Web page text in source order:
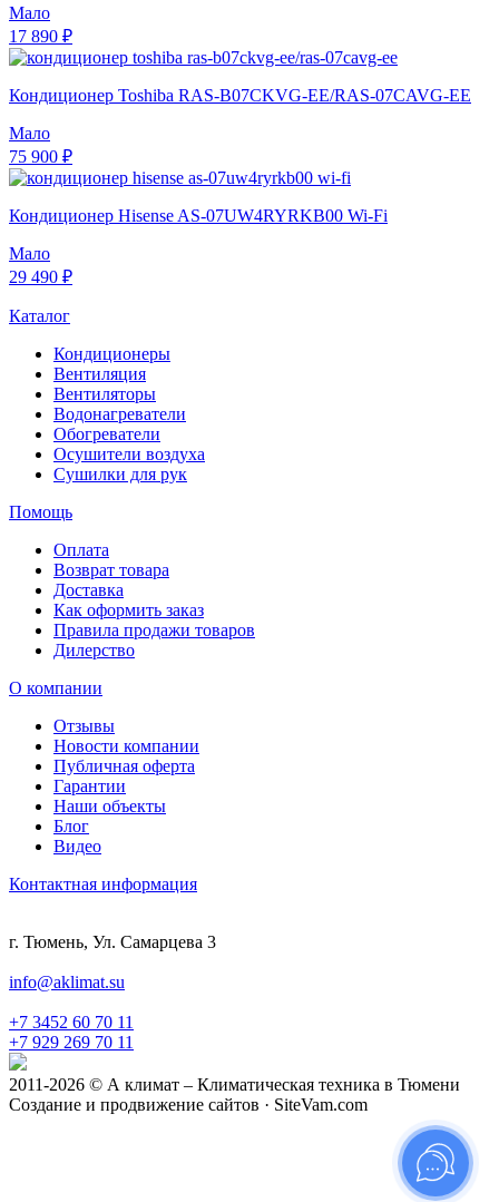
Мало
17 890 ₽
Кондиционер Toshiba RAS-B07CKVG-EE/RAS-07CAVG-EE
Мало
75 900 ₽
Кондиционер Hisense AS-07UW4RYRKB00 Wi-Fi
Мало
29 490 ₽
Каталог
Кондиционеры
Вентиляция
Вентиляторы
Водонагреватели
Обогреватели
Осушители воздуха
Сушилки для рук
Помощь
Оплата
Возврат товара
Доставка
Как оформить заказ
Правила продажи товаров
Дилерство
О компании
Отзывы
Новости компании
Публичная оферта
Гарантии
Наши объекты
Блог
Видео
Контактная информация
г. Тюмень, Ул. Самарцева 3
info@aklimat.su
+7 3452 60 70 11
+7 929 269 70 11
2011-2026 © А климат – Климатическая техника в Тюмени
Создание и продвижение сайтов · SiteVam.com